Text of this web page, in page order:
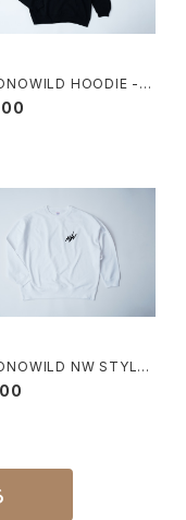
HOODIE - B
-
NW STYLE
- WHITE -